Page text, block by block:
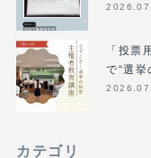
「投票
で“選挙
カテゴリ